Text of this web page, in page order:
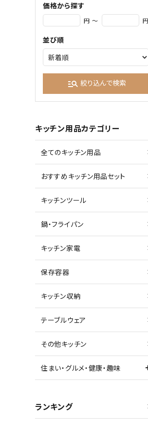
価格から探す
円 ～ 円
並び順
manage_search 絞り込んで検索
キッチン用品カテゴリー
全てのキッチン用品
おすすめキッチン用品セット
キッチンツール
鍋・フライパン
キッチン家電
保存容器
キッチン収納
テーブルウェア
その他キッチン
住まい・グルメ・健康・趣味
ランキング